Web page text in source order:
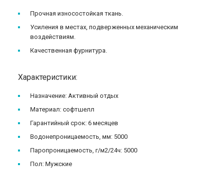
Прочная износостойкая ткань.
Усиления в местах, подверженных механическим
воздействиям.
Качественная фурнитура.
Характеристики:
Назначение: Активный отдых
Материал: софтшелл
Гарантийный срок: 6 месяцев
Водонепроницаемость, мм: 5000
Паропроницаемость, г/м2/24ч: 5000
Пол: Мужские